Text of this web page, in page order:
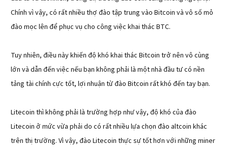
Chính vì vậy, có rất nhiều thợ đào tập trung vào Bitcoin và vô số mỏ
đào mọc lên để phục vụ cho công việc khai thác BTC.
Tuy nhiên, điều này khiến độ khó khai thác Bitcoin trở nên vô cùng
lớn và dẫn đến việc nếu bạn không phải là một nhà đầu tư có nền
tảng tài chính cực tốt, lợi nhuận từ đào Bitcoin rất khó đến tay bạn.
Litecoin thì không phải là trường hợp như vậy, độ khó của đào
Litecoin ở mức vừa phải do có rất nhiều lựa chọn đào altcoin khác
trên thị trường. Vì vậy, đào Litecoin thực sự tốt hơn với những miner